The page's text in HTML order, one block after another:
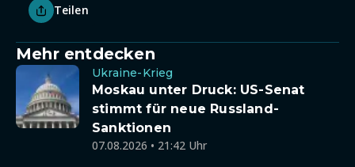
Teilen
Mehr entdecken
Ukraine-Krieg
Moskau unter Druck: US-Senat
stimmt für neue Russland-
Sanktionen
07.08.2026 • 21:42 Uhr